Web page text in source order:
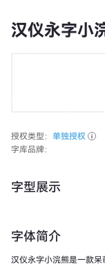
汉仪永字小
授权类型： 单独授权
字库品牌：
字型展示
字体简介
汉仪永字小浣熊是一款